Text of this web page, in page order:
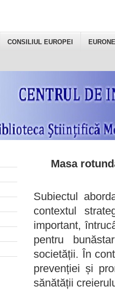
CONSILIUL EUROPEI
Masa
Subiectul
contextul
important,
pentru
societății. În
prevenției și
sănătății